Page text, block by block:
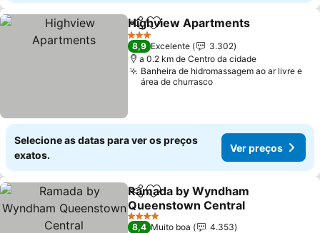
PartilharAdicionar aos favoritos
Highview Apartments
3 Estrelas
8,9 Excelente
3.302
a 0.2 km de Centro da cidade
Banheira de hidromassagem ao ar livre e
área de churrasco
Selecione as datas para ver os preços
exatos.
Ver preços
PartilharAdicionar aos favoritos
Ramada by Wyndham
Queenstown Central
Ver preços
4 Estrelas
8,4 Muito boa
4.353